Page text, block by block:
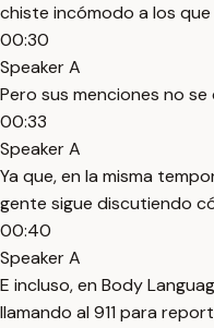
chiste incómodo a los
00:30
Speaker A
Pero sus menciones no se
00:33
Speaker A
Ya que, en la misma
gente sigue discutiendo
00:40
Speaker A
E incluso, en Body
llamando al 911 para